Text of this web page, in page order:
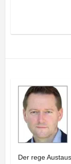
Der rege